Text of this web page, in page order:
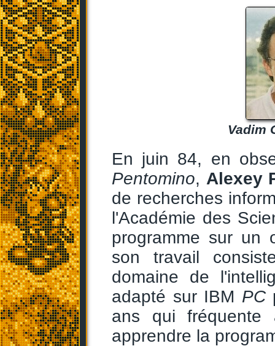
Vadim
En juin 84, en
Pentomino, Alexey
de recherches
l'Académie des
programme sur un
son travail
domaine de
adapté sur IBM PC
ans qui fréquente
apprendre la